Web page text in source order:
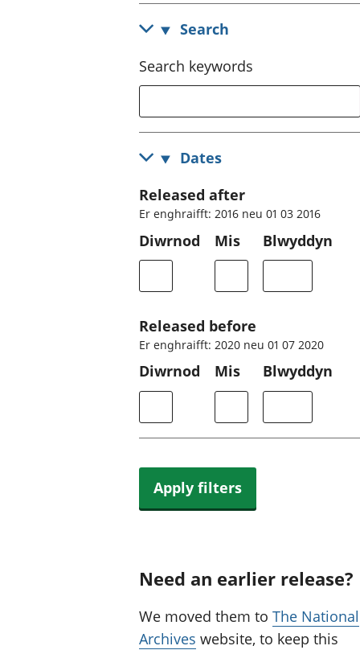
Search
Search keywords
Dates
Released after
Er enghraifft: 2016 neu 01 03 2016
Diwrnod Mis Blwyddyn
Released before
Er enghraifft: 2020 neu 01 07 2020
Diwrnod Mis Blwyddyn
Apply filters
Need an earlier release?
We moved them to The National
Archives website, to keep this